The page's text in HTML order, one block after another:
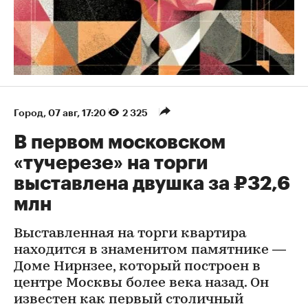
Город 07 авг, 17:20 2 325
В первом московском
«тучерезе» на торги
выставлена двушка за ₽32,6
млн
Выставленная на торги квартира
находится в знаменитом памятнике —
Доме Нирнзее, который построен в
центре Москвы более века назад. Он
известен как первый столичный